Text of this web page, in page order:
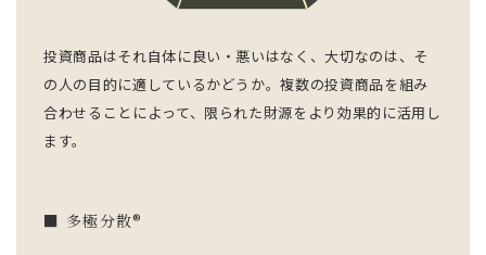
投資商品はそれ自体に良い・悪いはなく、大切なのは、そ
の人の目的に適しているかどうか。複数の投資商品を組み
合わせることによって、限られた財源をより効果的に活用し
ます。
■ 多極分散®